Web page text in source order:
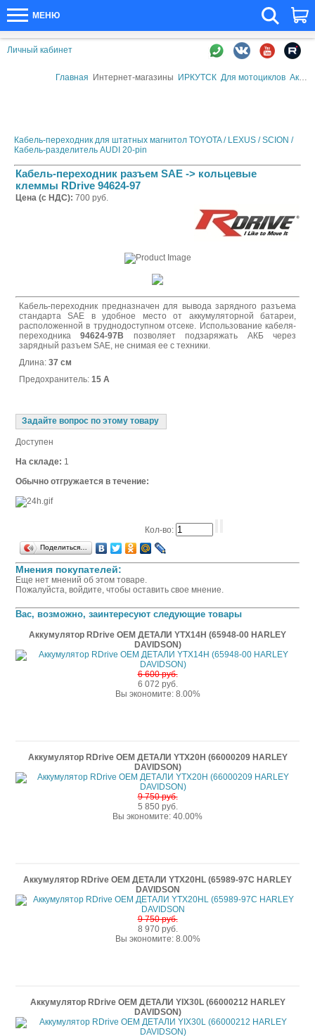
МЕНЮ
Личный кабинет
Главная Интернет-магазины ИРКУТСК Для мотоциклов Аксессуары для АКБ
Кабель-переходник для штатных магнитол TOYOTA / LEXUS / SCION /
Кабель-разделитель AUDI 20-pin
Кабель-переходник разъем SAE -> кольцевые
клеммы RDrive 94624-97
Цена (с НДС): 700 руб.
Кабель-переходник предназначен для вывода зарядного разъема
стандарта SAE в удобное место от аккумуляторной батареи,
расположенной в труднодоступном отсеке. Использование кабеля-
переходника94624-97B
позволяет подзаряжать АКБ через
зарядный разъем SAE, не снимая ее с техники.
Длина: 37 см
Предохранитель: 15 А
Задайте вопрос по этому товару
Доступен
На складе: 1
Обычно отгружается в течение:
Кол-во:
Поделиться…
Мнения покупателей:
Еще нет мнений об этом товаре.
Пожалуйста, войдите, чтобы оставить свое мнение.
Вас, возможно, заинтересуют следующие товары
Аккумулятор RDrive OEM ДЕТАЛИ YTX14H (65948-00 HARLEY
DAVIDSON)
6 600 руб.
6 072 руб.
Вы экономите: 8.00%
Аккумулятор RDrive OEM ДЕТАЛИ YTX20H (66000209 HARLEY
DAVIDSON)
9 750 руб.
5 850 руб.
Вы экономите: 40.00%
Аккумулятор RDrive OEM ДЕТАЛИ YTX20HL (65989-97C HARLEY
DAVIDSON
9 750 руб.
8 970 руб.
Вы экономите: 8.00%
Аккумулятор RDrive OEM ДЕТАЛИ YIX30L (66000212 HARLEY
DAVIDSON)